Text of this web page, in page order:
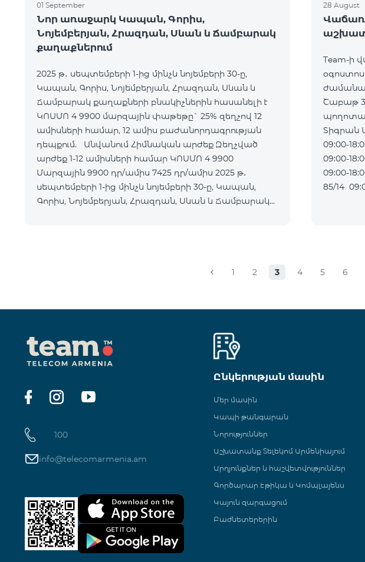
01 September
Նոր առաջարկ Կապան, Գորիս,
Նոյեմբերյան, Հրազդան, Սևան և Ճամբարակ
քաղաքներում
2025 թ․ սեպտեմբերի 1-ից մինչև նոյեմբերի 30-ը,
Կապան, Գորիս, Նոյեմբերյան, Հրազդան, Սևան և
Ճամբարակ քաղաքների բնակիչներին հասանելի է
ԿՈՍՄՈ 4 9900 մարզային փաթեթը` 25% զեղչով 12
ամիսների համար, 12 ամիս բաժանորդագրության
դեպքում. Անվանում Հիմնական արժեք Զեղչված
արժեք 1-12 ամիսների համար ԿՈՍՄՈ 4 9900
Մարզային 9900 դր/ամիս 7425 դր/ամիս 2025 թ․
սեպտեմբերի 1-ից մինչև նոյեմբերի 30-ը, Կապան,
Գորիս, Նոյեմբերյան, Հրազդան, Սևան և Ճամբարակ
28 August
Team-ի
ժամանակացույցով՝
Շաբաթ
պողոտա
Տիգրան
09:00-18:00 09:00-
09:00-18:00 09:00-
09:00-18:00
85/14
1 2 3 4 5 6
100
info@telecomarmenia.am
Ընկերության մասին
Մեր մասին
Կապի թանգարան
Նորություններ
Աշխատանք Տելեկոմ Արմենիայում
Արդյունքներ և հաշվետվություններ
Գործարար Էթիկա և Կոմպլայենս
Կայուն զարգացում
Բաժնետերերին